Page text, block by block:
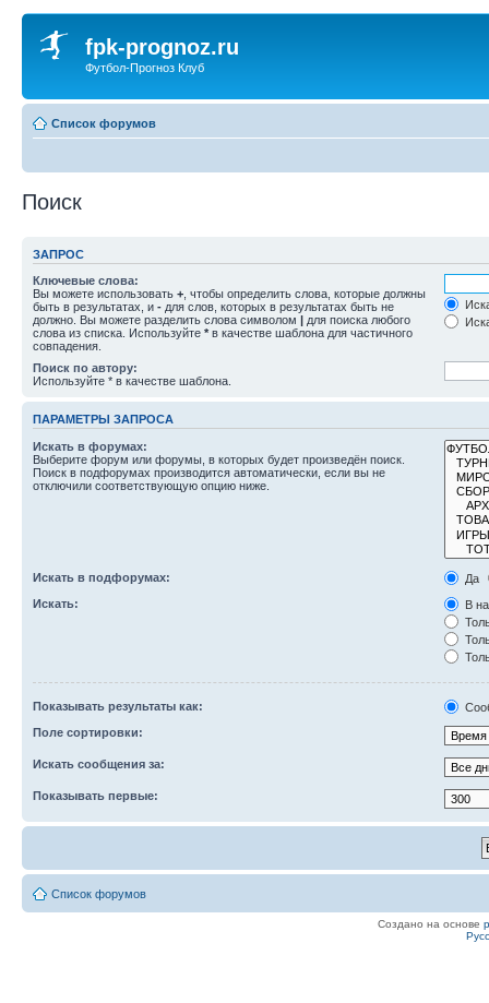
fpk-prognoz.ru
Футбол-Прогноз Клуб
Список форумов
Поиск
ЗАПРОС
Ключевые слова:
Вы можете использовать + , чтобы определить слова, которые должны
быть в результатах, и - для слов, которых в результатах быть не
должно. Вы можете разделить слова символом | для поиска любого
слова из списка. Используйте * в качестве шаблона для частичного
совпадения.
Поиск по автору:
Используйте * в качестве шаблона.
ПАРАМЕТРЫ ЗАПРОСА
Искать в форумах:
Выберите форум или форумы, в которых будет произведён поиск.
Поиск в подфорумах производится автоматически, если вы не
отключили соответствующую опцию ниже.
Искать в подфорумах:
Да
Искать:
В
Показывать результаты как:
Поле сортировки:
Искать сообщения за:
Показывать первые:
Список форумов
Создано на основе